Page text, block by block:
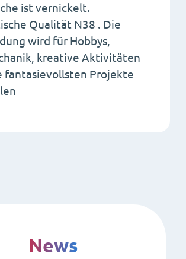
ist vernickelt.
Qualität N38 . Die
wird für Hobbys,
kreative Aktivitäten
fantasievollsten Projekte
News